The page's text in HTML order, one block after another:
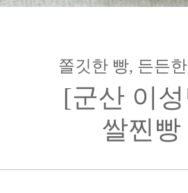
쫄깃한 빵, 든든
[군산 이
쌀찐빵